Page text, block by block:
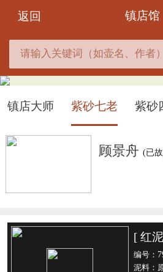
返回 镇店馆
镇店大师 紫砂七老 紫砂
顾景舟 (已
[ 红
编号：
泥料：